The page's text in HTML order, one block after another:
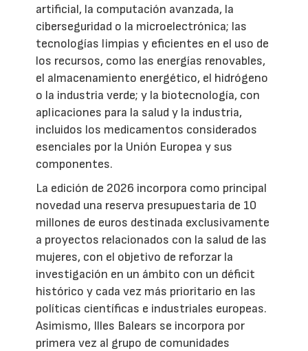
artificial, la computación avanzada, la
ciberseguridad o la microelectrónica; las
tecnologías limpias y eficientes en el uso de
los recursos, como las energías renovables,
el almacenamiento energético, el hidrógeno
o la industria verde; y la biotecnología, con
aplicaciones para la salud y la industria,
incluidos los medicamentos considerados
esenciales por la Unión Europea y sus
componentes.
La edición de 2026 incorpora como principal
novedad una reserva presupuestaria de 10
millones de euros destinada exclusivamente
a proyectos relacionados con la salud de las
mujeres, con el objetivo de reforzar la
investigación en un ámbito con un déficit
histórico y cada vez más prioritario en las
políticas científicas e industriales europeas.
Asimismo, Illes Balears se incorpora por
primera vez al grupo de comunidades